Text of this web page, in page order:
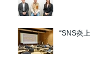
“SNS炎